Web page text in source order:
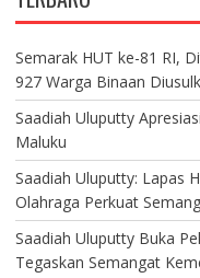
Semarak HUT ke-81 RI,
927 Warga Binaan
Saadiah Uluputty
Maluku
Saadiah Uluputty: Lapas
Olahraga Perkuat
Saadiah Uluputty Buka
Tegaskan Semangat